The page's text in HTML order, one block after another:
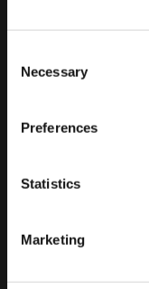
Selection
Necessary
Preferences
Statistics
Marketing